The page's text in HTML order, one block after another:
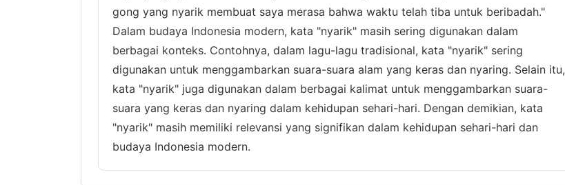
gong yang nyarik membuat saya merasa bahwa waktu telah tiba untuk beribadah."
Dalam budaya Indonesia modern, kata "nyarik" masih sering digunakan dalam
berbagai konteks. Contohnya, dalam lagu-lagu tradisional, kata "nyarik" sering
digunakan untuk menggambarkan suara-suara alam yang keras dan nyaring. Selain itu,
kata "nyarik" juga digunakan dalam berbagai kalimat untuk menggambarkan suara-
suara yang keras dan nyaring dalam kehidupan sehari-hari. Dengan demikian, kata
"nyarik" masih memiliki relevansi yang signifikan dalam kehidupan sehari-hari dan
budaya Indonesia modern.